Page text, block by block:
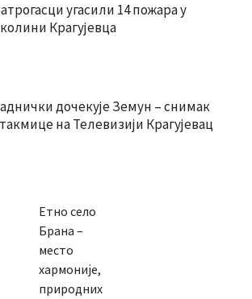
угасили 14 пожара у
Крагујевца
дочекује Земун – снимак
на Телевизији Крагујевац
Етно село
Брана –
место
хармоније,
природних